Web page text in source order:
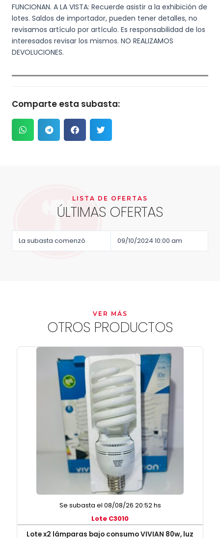
FUNCIONAN. A LA VISTA: Recuerde asistir a la exhibición de
lotes. Saldos de importador, pueden tener detalles, no
revisamos artículo por artículo. Es responsabilidad de los
interesados revisar los mismos. NO REALIZAMOS
DEVOLUCIONES.
Comparte esta subasta:
LISTA DE OFERTAS
ÚLTIMAS OFERTAS
La subasta comenzó 09/10/2024 10:00 am
VER MÁS
OTROS PRODUCTOS
Se subasta el 08/08/26 20:52 hs
Lote C3010
Lote x2 lámparas bajo consumo VIVIAN 80w, luz